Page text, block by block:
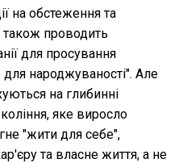
на обстеження та
проводить
для просування
для народжуваності". Але
на глибинні
яке виросло
"жити для себе",
та власне життя, а не